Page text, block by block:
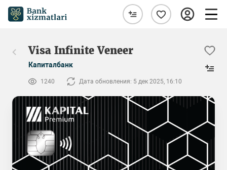
Visa Infinite Veneer
Капиталбанк
1240 Дата обновления: 5 дек 2025, 16:10